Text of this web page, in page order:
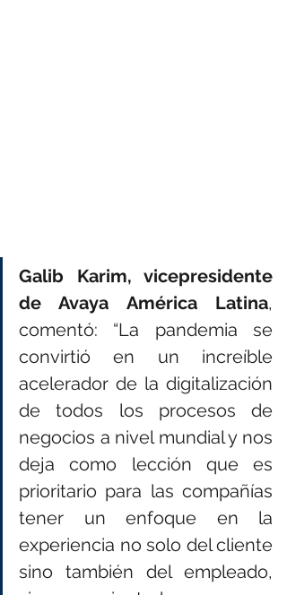
Galib Karim, vicepresidente
de Avaya América Latina,
comentó: “La pandemia se
convirtió en un increíble
acelerador de la digitalización
de todos los procesos de
negocios a nivel mundial y nos
deja como lección que es
prioritario para las compañías
tener un enfoque en la
experiencia no solo del cliente
sino también del empleado,